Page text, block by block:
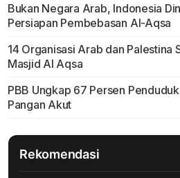
Bukan Negara Arab, Indonesia
Persiapan Pembebasan Al-Aqsa
14 Organisasi Arab dan Palestina
Masjid Al Aqsa
PBB Ungkap 67 Persen
Pangan Akut
Rekomendasi